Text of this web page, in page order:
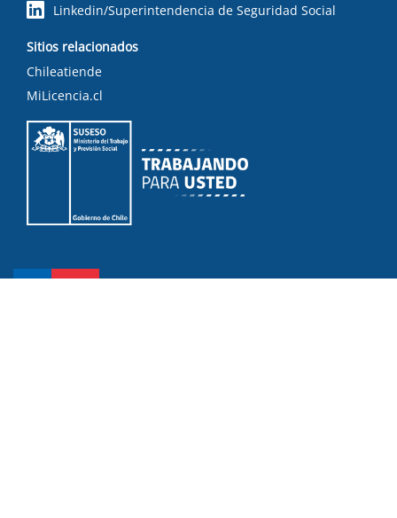
Linkedin/Superintendencia de Seguridad Social
Sitios relacionados
Chileatiende
MiLicencia.cl